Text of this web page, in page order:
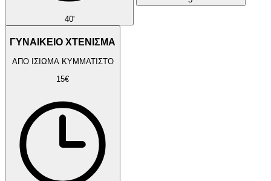
40'
ΓΥΝΑΙΚΕΙΟ ΧΤΕΝΙΣΜΑ
ΑΠΟ ΙΣΙΩΜΑ ΚΥΜΜΑΤΙΣΤΟ
15€